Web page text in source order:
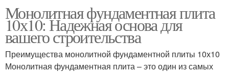
Монолитная фундаментная плита
10х10: Надежная основа для
вашего строительства
Преимущества монолитной фундаментной плиты 10х10
Монолитная фундаментная плита – это один из самых